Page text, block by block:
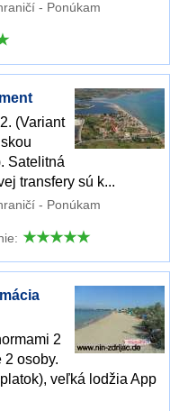
- Ponúkam
(Variant
Satelitná
transfery sú k...
- Ponúkam
2
2 osoby.
veľká lodžia App